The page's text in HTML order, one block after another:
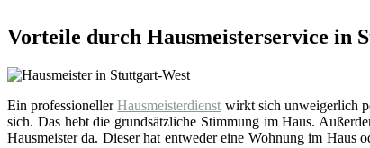
Vorteile durch Hausmeisterservice in
Ein professionellerHausmeisterdienst wirkt sich unweigerlich
sich. Das hebt die grundsätzliche Stimmung im Haus.
Hausmeister da. Dieser hat entweder eine Wohnung im Haus